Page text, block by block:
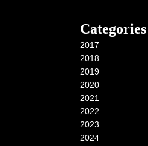
Categories
2017
2018
2019
2020
2021
2022
2023
2024